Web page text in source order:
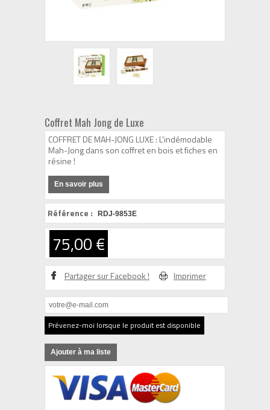
Coffret Mah Jong de Luxe
COFFRET DE MAH-JONG LUXE : L'indémodable
Mah-Jong dans son coffret en bois et fiches en
résine !
En savoir plus
Référence : RDJ-9853E
75,00 €
Partager sur Facebook ! Imprimer
Prévenez-moi lorsque le produit est disponible
Ajouter à ma liste